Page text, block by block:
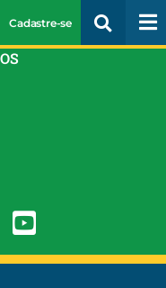
Cadastre-se